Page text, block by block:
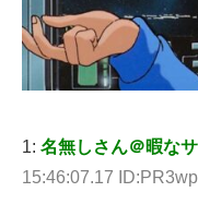
1: 名無しさん＠暇な
15:46:07.17